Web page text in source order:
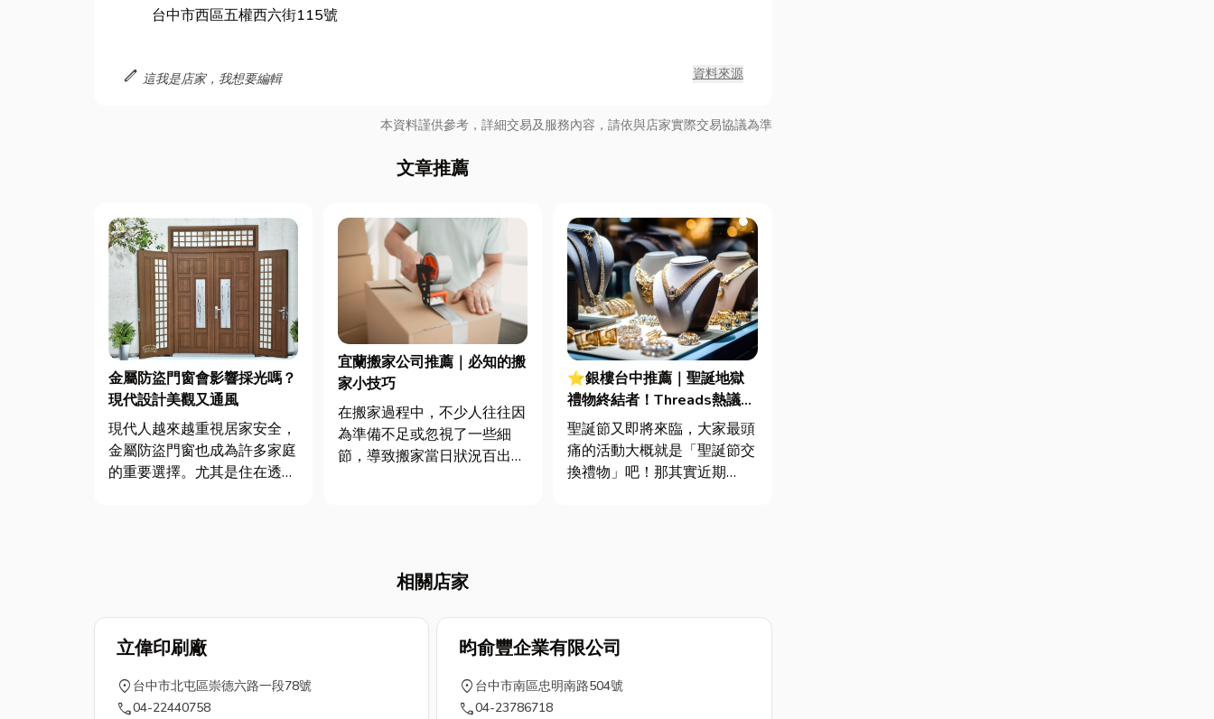
台中市西區五權西六街115號
edit 這我是店家，我想要編輯 資料來源
本資料謹供參考，詳細交易及服務內容，請依與店家實際交易協議為準
文章推薦
金屬防盜門窗會影響採光嗎？
現代設計美觀又通風
現代人越來越重視居家安全，
金屬防盜門窗也成為許多家庭
的重要選擇。尤其是住在透天
觀時尚...
宜蘭搬家公司推薦｜必知的搬
家小技巧
在搬家過程中，不少人往往因
為準備不足或忽視了一些細
節，導致搬家當日狀況百出，
費用：有些人會遇到...
⭐銀樓台中推薦｜聖誕地獄
禮物終結者！Threads熱議：
交換禮物直接送「黃金」！揭
秘銀樓保值術
聖誕節又即將來臨，大家最頭
痛的活動大概就是「聖誕節交
換禮物」吧！那其實近期
會主動...
相關店家
立偉印刷廠
location_on 台中市北屯區崇德六路一段78號
call04-22440758
昀俞豐企業有限公司
location_on 台中市南區忠明南路504號
call04-23786718